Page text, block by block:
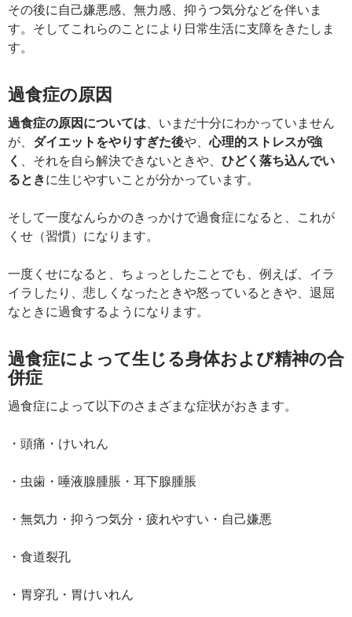
その後に自己嫌悪感、無力感、抑うつ気分などを伴いま
す。そしてこれらのことにより日常生活に支障をきたしま
す。
過食症の原因
過食症の原因については 、いまだ十分にわかっていません
が、 ダイエットをやりすぎた後や、心理的ストレスが強
く
、それを自ら解決できないときや、 ひどく落ち込んでい
るときに生じやすいことが分かっています。
そして一度なんらかのきっかけで過食症になると、これが
くせ（習慣）になります。
一度くせになると、ちょっとしたことでも、例えば、イラ
イラしたり、悲しくなったときや怒っているときや、退屈
なときに過食するようになります。
過食症によって生じる身体および精神の合
併症
過食症によって以下のさまざまな症状がおきます。
・頭痛・けいれん
・虫歯・唾液腺腫脹・耳下腺腫脹
・無気力・抑うつ気分・疲れやすい・自己嫌悪
・食道裂孔
・胃穿孔・胃けいれん